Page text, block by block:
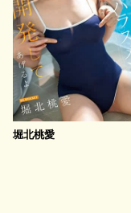
堀北桃愛